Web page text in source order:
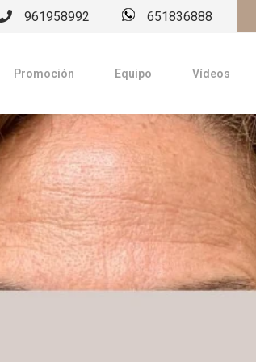
961958992 651836888
Promoción Equipo Vídeos